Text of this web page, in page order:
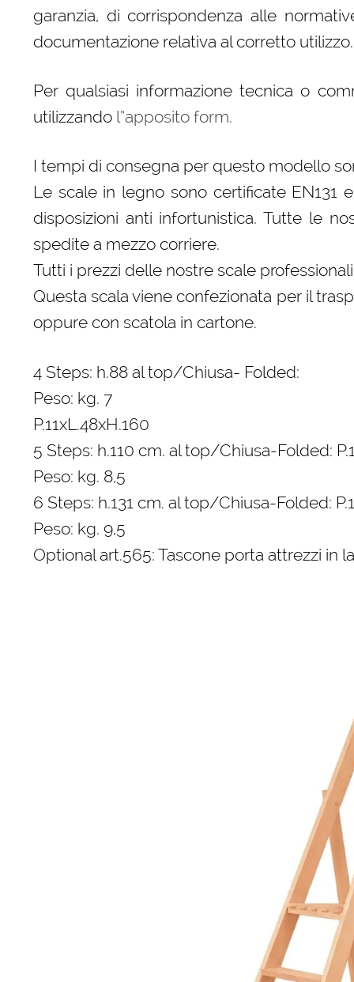
garanzia, di corrispondenza alle
documentazione relativa al corretto utilizzo.
Per qualsiasi informazione tecnica o
utilizzando l”apposito form.
I tempi di consegna per questo modello
Le scale in legno sono certificate EN131
disposizioni anti infortunistica. Tutte le
spedite a mezzo corriere.
Tutti i prezzi delle nostre scale
Questa scala viene confezionata per il
oppure con scatola in cartone.
4 Steps: h.88 al top/Chiusa- Folded:
Peso: kg. 7
P.11xL.48xH.160
5 Steps: h.110 cm. al top/Chiusa-Folded:
Peso: kg. 8,5
6 Steps: h.131 cm. al top/Chiusa-Folded:
Peso: kg. 9,5
Optional art.565: Tascone porta attrezzi in